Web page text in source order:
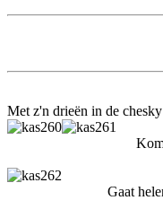
Met z'n drieën in de chesky
Kom
één
Gaat helemaal